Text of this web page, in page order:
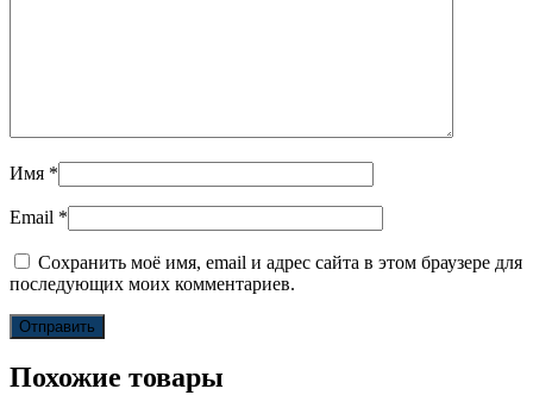
Имя *
Email *
Сохранить моё имя, email и адрес сайта в этом браузере для
последующих моих комментариев.
Похожие товары